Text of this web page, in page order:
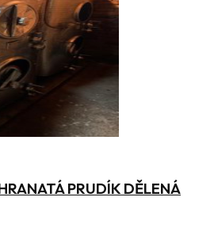
PRUDÍK DĚLENÁ